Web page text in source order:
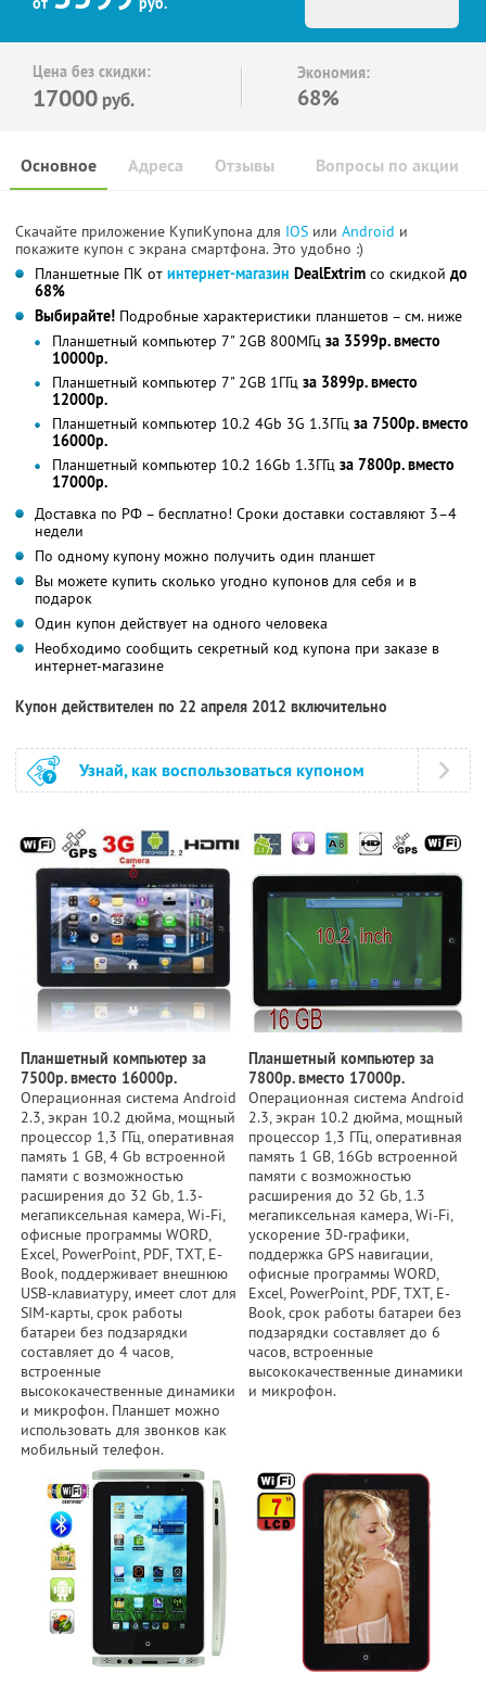
Цена без скидки:
17000 руб.
Экономия:
68%
Основное Отзывы Вопросы по акции
Адреса
Скачайте приложение КупиКупона для IOS или Android и
покажите купон с экрана смартфона. Это удобно :)
Планшетные ПК от интернет-магазин DealExtrim со скидкой до
68%
Выбирайте! Подробные характеристики планшетов – см. ниже
Планшетный компьютер 7" 2GB 800МГц за 3599р. вместо
10000р.
Планшетный компьютер 7" 2GB 1ГГц за 3899р. вместо
12000р.
Планшетный компьютер 10.2 4Gb 3G 1.3ГГц за 7500р. вместо
16000р.
Планшетный компьютер 10.2 16Gb 1.3ГГц за 7800р. вместо
17000р.
Доставка по РФ – бесплатно! Сроки доставки составляют 3–4
недели
По одному купону можно получить один планшет
Вы можете купить сколько угодно купонов для себя и в
подарок
Один купон действует на одного человека
Необходимо сообщить секретный код купона при заказе в
интернет-магазине
Купон действителен по 22 апреля 2012 включительно
Узнай, как воспользоваться купоном
Планшетный компьютер за
7500р. вместо 16000р.
Операционная система Android
2.3, экран 10.2 дюйма, мощный
процессор 1,3 ГГц, оперативная
память 1 GB, 4 Gb встроенной
памяти с возможностью
расширения до 32 Gb, 1.3-
мегапиксельная камера, Wi-Fi,
офисные программы WORD,
Excel, PowerPoint, PDF, TXT, E-
Book, поддерживает внешнюю
USB-клавиатуру, имеет слот для
SIM-карты, срок работы
батареи без подзарядки
составляет до 4 часов,
встроенные
высококачественные динамики
и микрофон. Планшет можно
использовать для звонков как
мобильный телефон.
Планшетный компьютер за
7800р. вместо 17000р.
Операционная система Android
2.3, экран 10.2 дюйма, мощный
процессор 1,3 ГГц, оперативная
память 1 GB, 16Gb встроенной
памяти с возможностью
расширения до 32 Gb, 1.3
мегапиксельная камера, Wi-Fi,
ускорение 3D-графики,
поддержка GPS навигации,
офисные программы WORD,
Excel, PowerPoint, PDF, TXT, E-
Book, срок работы батареи без
подзарядки составляет до 6
часов, встроенные
высококачественные динамики
и микрофон.